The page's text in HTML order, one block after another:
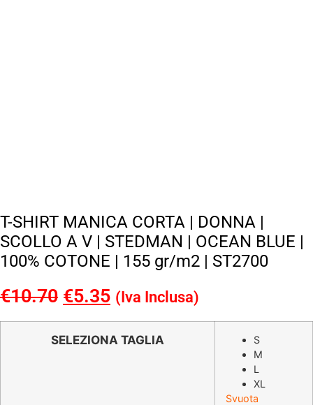
T-SHIRT MANICA CORTA | DONNA |
SCOLLO A V | STEDMAN | OCEAN BLUE |
100% COTONE | 155 gr/m2 | ST2700
€10.70 Il
prezzo
originale
€5.35 Il
prezzo
attuale
(Iva Inclusa)
SELEZIONA TAGLIA
S
M
L
XL
Svuota